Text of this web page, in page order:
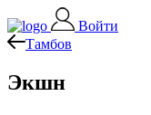
Войти
Тамбов
Экшн